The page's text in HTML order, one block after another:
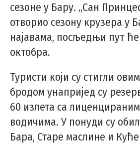
сезоне у Бару. „Сан
отворио сезону крузера у
најавама, посљедњи пут
октобра.
Туристи који су стигли
бродом унапријед су
60 излета са
водичима. У понуди су
Бара, Старе маслине и